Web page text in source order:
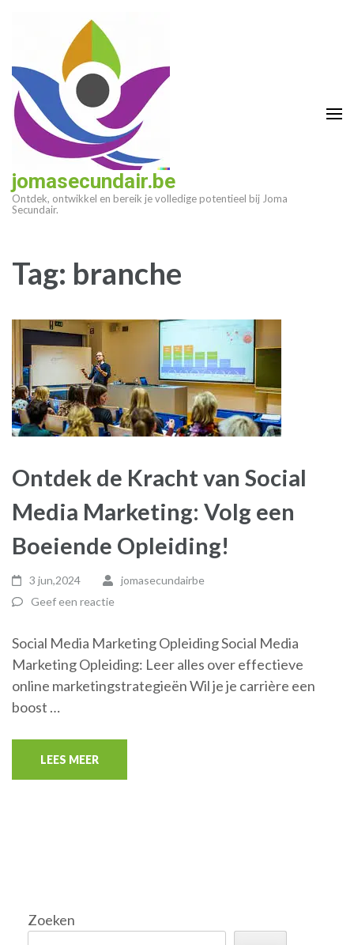
(druk
enter)
jomasecundair.be
Ontdek, ontwikkel en bereik je volledige potentieel bij Joma
Secundair.
Tag: branche
Ontdek de Kracht van Social
Media Marketing: Volg een
Boeiende Opleiding!
3 jun,2024
jomasecundairbe
Geef een reactie
Social Media Marketing Opleiding Social Media
Marketing Opleiding: Leer alles over effectieve
online marketingstrategieën Wil je je carrière een
boost …
LEES MEER
Zoeken